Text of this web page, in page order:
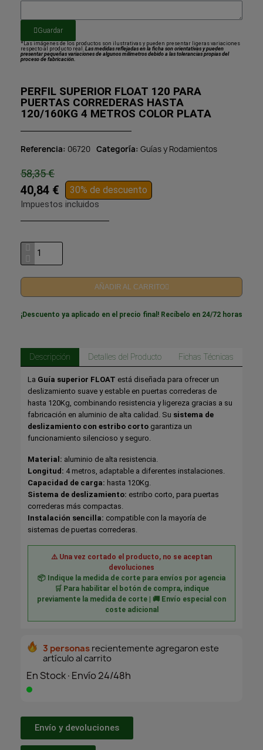
*Las imágenes de los productos son ilustrativas y pueden presentar ligeras variaciones
respecto al producto real. Las medidas reflejadas en la ficha son orientativas y pueden
presentar pequeñas variaciones de algunos milímetros debido a las tolerancias propias del
proceso de fabricación.
Guardar
PERFIL SUPERIOR FLOAT 120 PARA
PUERTAS CORREDERAS HASTA
120/160KG 4 METROS COLOR PLATA
Referencia 06720 Categoría Guías y Rodamientos
58,35 €
40,84 € 30% de descuento
Impuestos incluidos
AÑADIR AL CARRITO
¡Descuento ya aplicado en el precio final! Recíbelo en 24/72 horas
Descripción Detalles del Producto Fichas Técnicas
La Guía superior FLOAT está diseñada para ofrecer un
deslizamiento suave y estable en puertas correderas de
hasta 120Kg, combinando resistencia y ligereza gracias a su
fabricación en aluminio de alta calidad. Su sistema de
deslizamiento con estribo corto garantiza un
funcionamiento silencioso y seguro.
Material: aluminio de alta resistencia.
Longitud: 4 metros, adaptable a diferentes instalaciones.
Capacidad de carga: hasta 120Kg.
Sistema de deslizamiento: estribo corto, para puertas
correderas más compactas.
Instalación sencilla: compatible con la mayoría de
sistemas de puertas correderas.
⚠️ Una vez cortado el producto, no se aceptan
devoluciones
📦 Indique la medida de corte para envíos por agencia
🛒 Para habilitar el botón de compra, indique
previamente la medida de corte | 🚚 Envío especial con
coste adicional
3 personas recientemente agregaron este
artículo al carrito
En Stock·Envío 24/48h
Envío y devoluciones